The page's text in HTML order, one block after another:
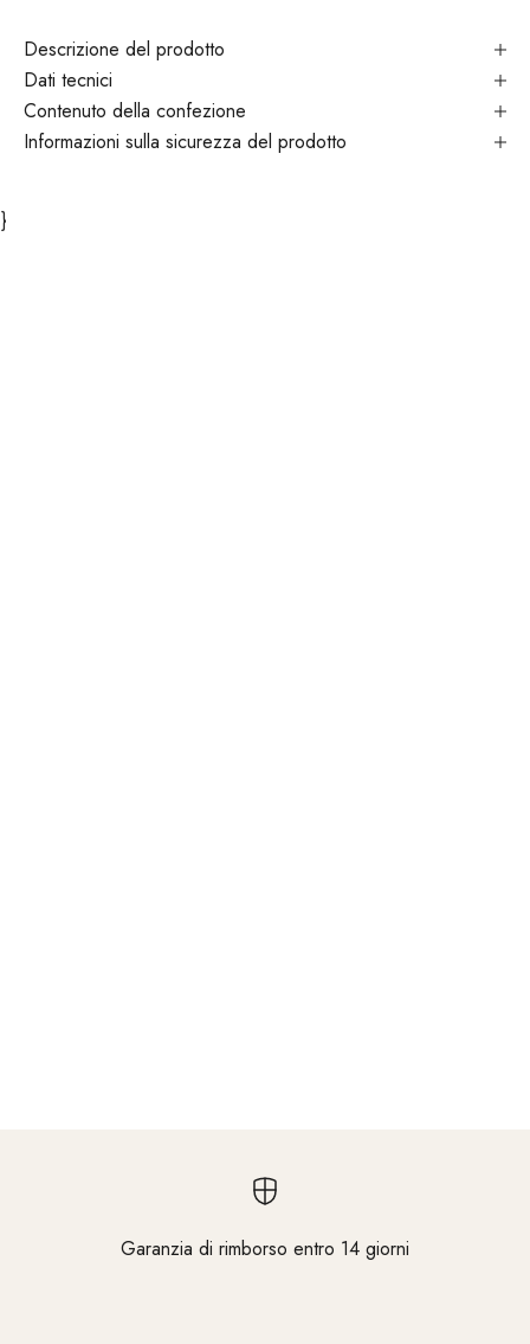
Descrizione del prodotto
Dati tecnici
Contenuto della confezione
Informazioni sulla sicurezza del prodotto
}
Garanzia di rimborso entro 14 giorni